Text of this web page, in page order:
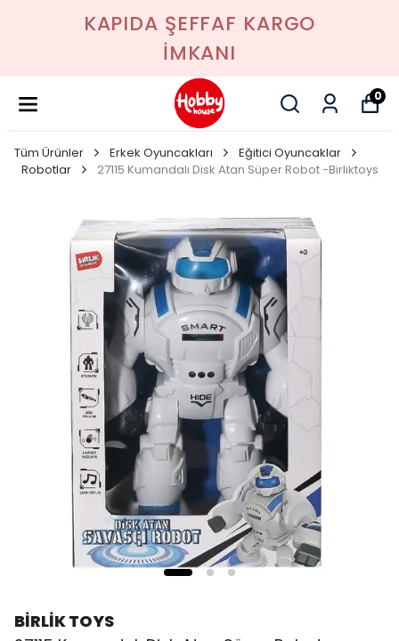
KAPIDA ŞEFFAF KARGO
İMKANI
0
Tüm Ürünler Erkek Oyuncakları
Eğitici Oyuncaklar
Robotlar
27115 Kumandalı Disk Atan Süper Robot -Birliktoys
BİRLİK TOYS